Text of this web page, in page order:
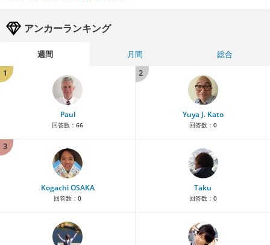
アンカーランキング
週間 月間
総合
1
Paul
回答数： 66
2
Yuya J. Kato
回答数： 0
3
Kogachi OSAKA
回答数： 0
Taku
回答数： 0